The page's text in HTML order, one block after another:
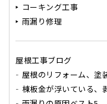
コーキング工事
雨漏り修理
屋根工事ブログ
屋根のリフォーム、塗
棟板金が浮いている、